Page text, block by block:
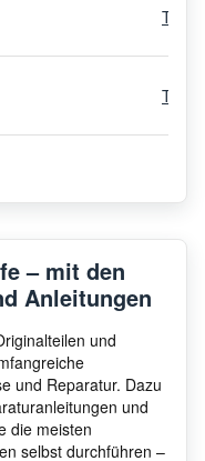
– mit den
Anleitungen
und
und Reparatur. Dazu
und
die meisten
selbst durchführen –